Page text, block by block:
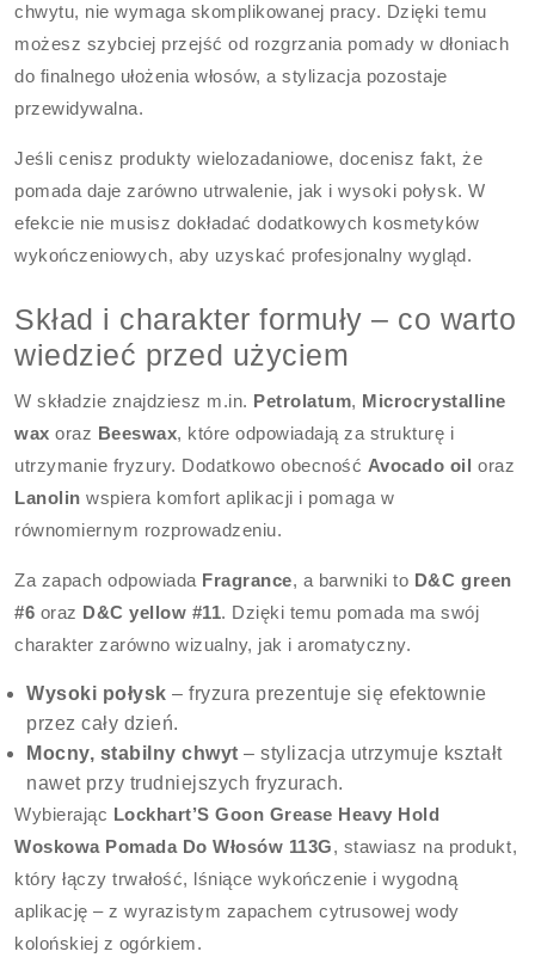
chwytu, nie wymaga skomplikowanej pracy. Dzięki temu
możesz szybciej przejść od rozgrzania pomady w dłoniach
do finalnego ułożenia włosów, a stylizacja pozostaje
przewidywalna.
Jeśli cenisz produkty wielozadaniowe, docenisz fakt, że
pomada daje zarówno utrwalenie, jak i wysoki połysk. W
efekcie nie musisz dokładać dodatkowych kosmetyków
wykończeniowych, aby uzyskać profesjonalny wygląd.
Skład i charakter formuły – co warto
wiedzieć przed użyciem
W składzie znajdziesz m.in. Petrolatum, Microcrystalline
wax oraz Beeswax, które odpowiadają za strukturę i
utrzymanie fryzury. Dodatkowo obecność Avocado oil oraz
Lanolin wspiera komfort aplikacji i pomaga w
równomiernym rozprowadzeniu.
Za zapach odpowiada Fragrance, a barwniki to D&C green
#6 oraz D&C yellow #11. Dzięki temu pomada ma swój
charakter zarówno wizualny, jak i aromatyczny.
Wysoki połysk – fryzura prezentuje się efektownie
przez cały dzień.
Mocny, stabilny chwyt – stylizacja utrzymuje kształt
nawet przy trudniejszych fryzurach.
Wybierając Lockhart’S Goon Grease Heavy Hold
Woskowa Pomada Do Włosów 113G, stawiasz na produkt,
który łączy trwałość, lśniące wykończenie i wygodną
aplikację – z wyrazistym zapachem cytrusowej wody
kolońskiej z ogórkiem.